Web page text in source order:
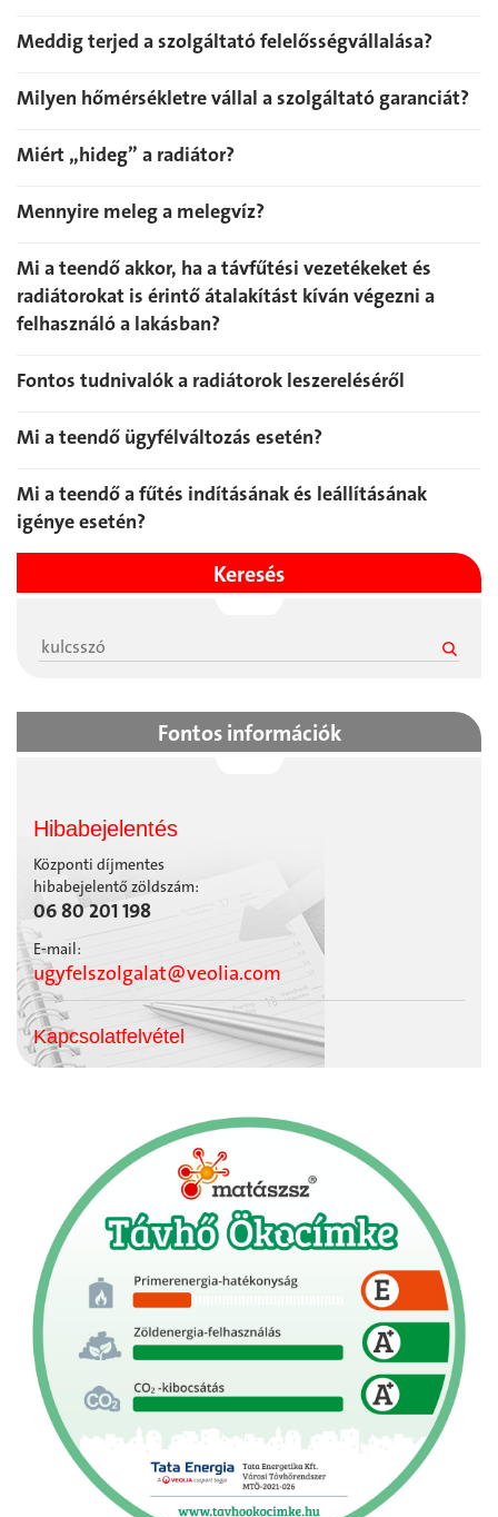
Meddig terjed a szolgáltató felelősségvállalása?
Milyen hőmérsékletre vállal a szolgáltató garanciát?
Miért „hideg” a radiátor?
Mennyire meleg a melegvíz?
Mi a teendő akkor, ha a távfűtési vezetékeket és
radiátorokat is érintő átalakítást kíván végezni a
felhasználó a lakásban?
Fontos tudnivalók a radiátorok leszereléséről
Mi a teendő ügyfélváltozás esetén?
Mi a teendő a fűtés indításának és leállításának
igénye esetén?
Keresés
Fontos információk
Hibabejelentés
Központi díjmentes
hibabejelentő zöldszám:
06 80 201 198
E-mail:
ugyfelszolgalat@veolia.com
Kapcsolatfelvétel